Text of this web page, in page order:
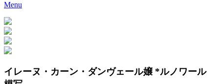
Menu
イレーヌ・カーン・ダンヴェール嬢 *ルノワール